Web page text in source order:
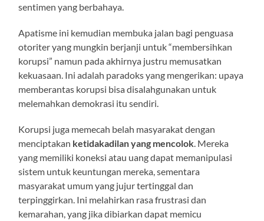
sentimen yang berbahaya.
Apatisme ini kemudian membuka jalan bagi penguasa
otoriter yang mungkin berjanji untuk “membersihkan
korupsi” namun pada akhirnya justru memusatkan
kekuasaan. Ini adalah paradoks yang mengerikan: upaya
memberantas korupsi bisa disalahgunakan untuk
melemahkan demokrasi itu sendiri.
Korupsi juga memecah belah masyarakat dengan
menciptakan ketidakadilan yang mencolok . Mereka
yang memiliki koneksi atau uang dapat memanipulasi
sistem untuk keuntungan mereka, sementara
masyarakat umum yang jujur tertinggal dan
terpinggirkan. Ini melahirkan rasa frustrasi dan
kemarahan, yang jika dibiarkan dapat memicu